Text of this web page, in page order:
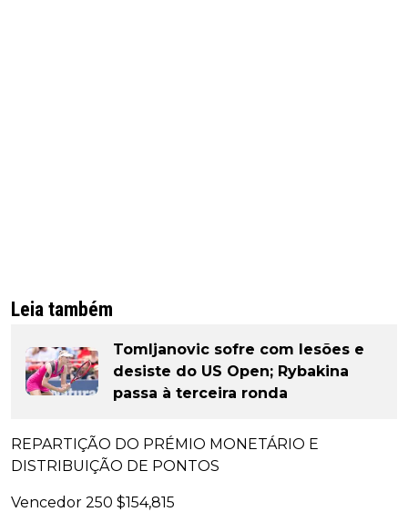
Leia também
Tomljanovic sofre com lesões e
desiste do US Open; Rybakina
passa à terceira ronda
REPARTIÇÃO DO PRÉMIO MONETÁRIO E
DISTRIBUIÇÃO DE PONTOS
Vencedor 250 $154,815